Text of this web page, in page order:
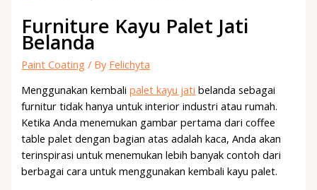
Furniture Kayu Palet Jati
Belanda
Paint Coating / By Felichyta
Menggunakan kembalipalet kayu jati belanda sebagai
furnitur tidak hanya untuk interior industri atau rumah.
Ketika Anda menemukan gambar pertama dari coffee
table palet dengan bagian atas adalah kaca, Anda akan
terinspirasi untuk menemukan lebih banyak contoh dari
berbagai cara untuk menggunakan kembali kayu palet.